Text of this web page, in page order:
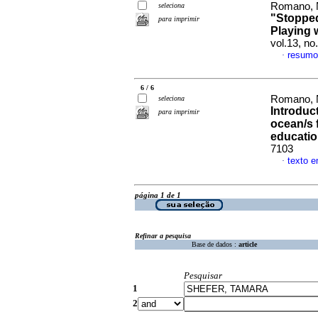
seleciona
para imprimir
Romano,
Playing
vol.13,
·
6 / 6
seleciona
para imprimir
Romano,
ocean/s
7103
· texto
página 1 de 1
Refinar a pesquisa
Base de dados : article
Pesquisar
1
2